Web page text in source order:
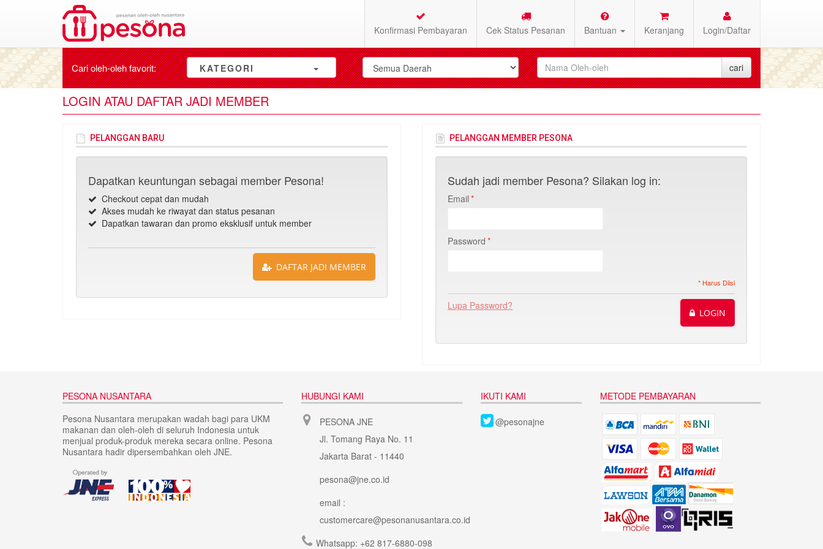
Konfirmasi Pembayaran Cek Status Pesanan Bantuan Keranjang Login/Daftar
Cari oleh-olehfavorit: KATEGORI
LOGIN ATAU DAFTAR JADI MEMBER
PELANGGAN BARU
Dapatkan keuntungan sebagai member Pesona!
Checkout cepat dan mudah
Akses mudah ke riwayat dan status pesanan
Dapatkan tawaran dan promo eksklusif untuk member
DAFTAR JADI MEMBER
PELANGGAN MEMBER PESONA
Sudah jadi member Pesona? Silakan log in:
*
Email
*
Password
* Harus Diisi
Lupa Password?
LOGIN
PESONA NUSANTARA
Pesona Nusantara merupakan wadah bagi para UKM
makanan dan oleh-oleh di seluruh Indonesia untuk
menjual produk-produk mereka secara online. Pesona
Nusantara hadir dipersembahkan oleh JNE.
HUBUNGI KAMI
PESONA JNE
Jl. Tomang Raya No. 11
Jakarta Barat - 11440
pesona@jne.co.id
email :
customercare@pesonanusantara.co.id
Whatsapp: +62 817-6880-098
IKUTI KAMI
@pesonajne
METODE PEMBAYARAN